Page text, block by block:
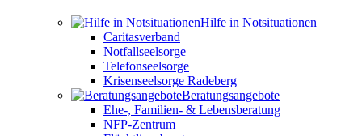
Hilfe in Notsituationen
Caritasverband
Notfallseelsorge
Telefonseelsorge
Krisenseelsorge Radeberg
Beratungsangebote
Ehe-, Familien- & Lebensberatung
NFP-Zentrum